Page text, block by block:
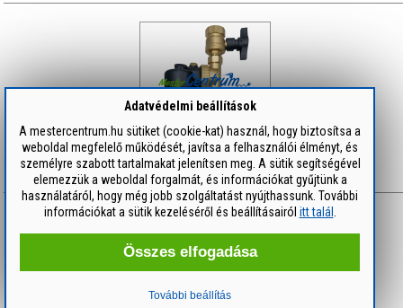
Adatvédelmi beállítások
A mestercentrum.hu sütiket (cookie-kat) használ, hogy biztosítsa a
weboldal megfelelő működését, javítsa a felhasználói élményt, és
személyre szabott tartalmakat jelenítsen meg. A sütik segítségével
elemezzük a weboldal forgalmát, és információkat gyűjtünk a
használatáról, hogy még jobb szolgáltatást nyújthassunk. További
információkat a sütik kezeléséről és beállításairól itt talál
Összes elfogadása
További beállítás
DUNATERM Mágneses iszapleválasztó 5/4"
55 990 Ft/ db